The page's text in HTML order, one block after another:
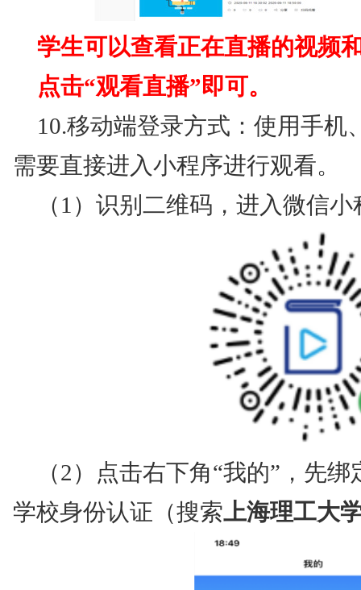
学生可以查看正在直播的视频
点击“观看直播”即可。
10.移动端登录方式：使用手机
需要直接进入小程序进行观看。
（1）识别二维码，进入微信
（2）点击右下角“我的”，先
学校身份认证（搜索上海理工大